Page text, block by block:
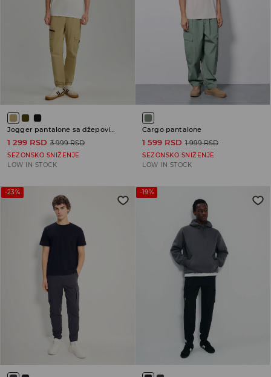
1 299 RSD 3 999 RSD
SEZONSKO SNIŽENJE
LOW IN STOCK
Cargo pantalone
1 599 RSD 1 999 RSD
SEZONSKO SNIŽENJE
LOW IN STOCK
-23% -19%